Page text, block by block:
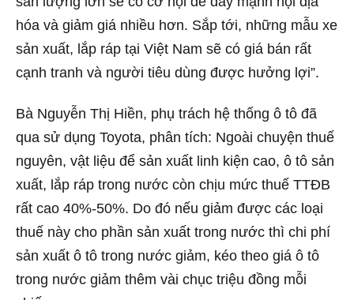
hóa và giảm giá nhiều hơn. Sắp tới, những mẫu xe
sản xuất, lắp ráp tại Việt Nam sẽ có giá bán rất
cạnh tranh và người tiêu dùng được hưởng lợi”.
Bà Nguyễn Thị Hiền, phụ trách hệ thống ô tô đã
qua sử dụng Toyota, phân tích: Ngoài chuyện thuế
nguyên, vật liệu để sản xuất linh kiện cao, ô tô sản
xuất, lắp ráp trong nước còn chịu mức thuế TTĐB
rất cao 40%-50%. Do đó nếu giảm được các loại
thuế này cho phần sản xuất trong nước thì chi phí
sản xuất ô tô trong nước giảm, kéo theo giá ô tô
trong nước giảm thêm vài chục triệu đồng mỗi